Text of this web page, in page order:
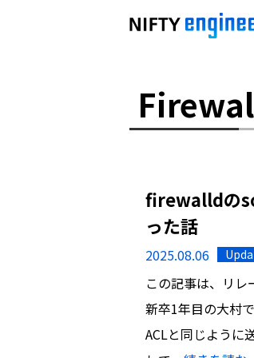
firewalldの
った話
2025.08.06
この記事は、リレ
新卒1年目の大村
ACLと同じように